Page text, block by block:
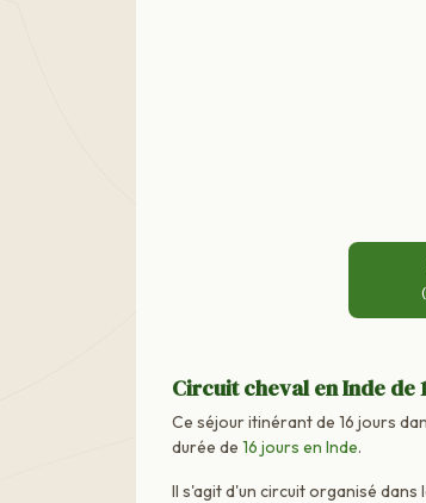
Circuit cheval en Inde de
Ce séjour itinérant de 16 jours
durée de 16 jours en Inde.
Il s'agit d'un circuit organisé dans